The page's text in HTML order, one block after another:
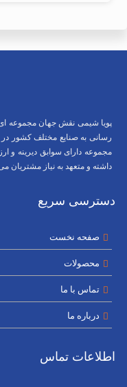
پویا شیمی نقش جهان مجموعه
رسانی به صنایع مختلف کشور در
مجموعه دارای سوابق دیرینه و
داشته و متعهد به نیاز مشتریان
دسترسی سریع
صفحه نخست
محصولات
تماس با ما
درباره ما
اطلاعات تماس